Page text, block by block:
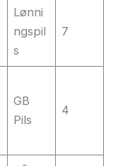
Lønni
ngspil
s
7
GB
Pils
4